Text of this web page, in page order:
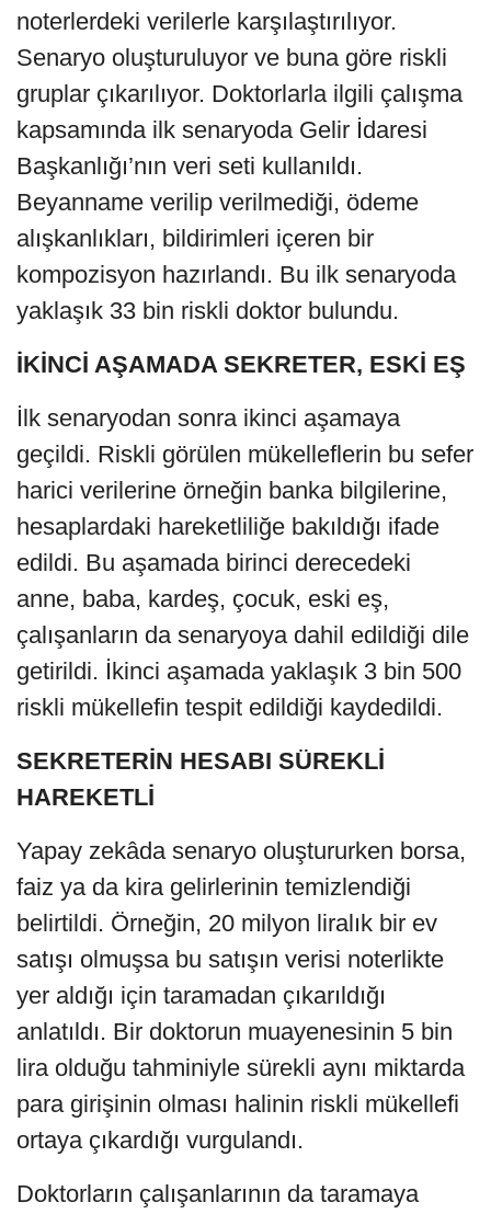
noterlerdeki verilerle karşılaştırılıyor.
Senaryo oluşturuluyor ve buna göre riskli
gruplar çıkarılıyor. Doktorlarla ilgili çalışma
kapsamında ilk senaryoda Gelir İdaresi
Başkanlığı’nın veri seti kullanıldı.
Beyanname verilip verilmediği, ödeme
alışkanlıkları, bildirimleri içeren bir
kompozisyon hazırlandı. Bu ilk senaryoda
yaklaşık 33 bin riskli doktor bulundu.
İKİNCİ AŞAMADA SEKRETER, ESKİ EŞ
İlk senaryodan sonra ikinci aşamaya
geçildi. Riskli görülen mükelleflerin bu sefer
harici verilerine örneğin banka bilgilerine,
hesaplardaki hareketliliğe bakıldığı ifade
edildi. Bu aşamada birinci derecedeki
anne, baba, kardeş, çocuk, eski eş,
çalışanların da senaryoya dahil edildiği dile
getirildi. İkinci aşamada yaklaşık 3 bin 500
riskli mükellefin tespit edildiği kaydedildi.
SEKRETERİN HESABI SÜREKLİ
HAREKETLİ
Yapay zekâda senaryo oluştururken borsa,
faiz ya da kira gelirlerinin temizlendiği
belirtildi. Örneğin, 20 milyon liralık bir ev
satışı olmuşsa bu satışın verisi noterlikte
yer aldığı için taramadan çıkarıldığı
anlatıldı. Bir doktorun muayenesinin 5 bin
lira olduğu tahminiyle sürekli aynı miktarda
para girişinin olması halinin riskli mükellefi
ortaya çıkardığı vurgulandı.
Doktorların çalışanlarının da taramaya